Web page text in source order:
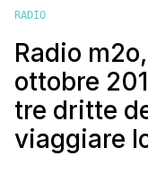
RADIO
Radio
ottobre
tre dritte
viaggiare